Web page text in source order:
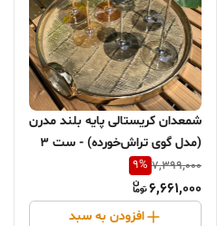
شمعدان کریستالی پایه بلند مدرن
(مدل گوی تراش‌خورده) - ست ۳
سایز
7,399,000
9%
6,661,000
افزودن به سبد